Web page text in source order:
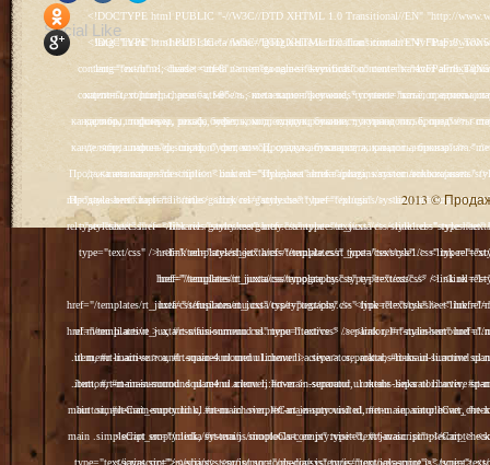
<!DOCTYPE html PUBLIC "-//W3C//DTD XHTML 1.0 Transitional//EN" "http://www.w3.org/TR/xhtml1/DTD/xhtml1-transitional.dtd"> <html xmlns="http://www.w3.org/1999/xhtml" xml:lang="ru-ru" lang="ru-ru" > <head> <meta name="google-site-verification" content="4vFPaFr8_T0N5uYcY4vh3M1DtIkbIJH6yDV7_NDqfJc" /> <base href="http://antik.1kzn.ru/" /> <meta http-equiv="content-type" content="text/html; charset=utf-8" /> <meta name="keywords" content="каталог антиквариат, часы продажа, старинные часы, напольные часы, настенные часы, каминные часы, мебель, старинные люстры, картины, торшеры, резьба, мебель, коллекционирование, чугунное литьё, предметы старины, реставрация, интерьер, модерн, классицизм, кресло, диван, мозаика, гарнитур, дуб, зеркало, светильник, канделябр, шифоньер, шкаф, буфет, комод, сундук, букинист, жирандоль, бронза" /> <meta name="rights" content="Продажа антиквариата http://antik.1kzn.ru" /> <meta name="author" content="Super User" /> <meta name="description" content="Продажа антиквариата, каталог антиквариата." /> <meta name="generator" content="Joomla! - Open Source Content Management" /> <title>Каталог антиквариата - Продажа антиквариата </title> <link rel="stylesheet" href="/plugins/system/rokbox/assets/styles/rokbox.css" type="text/css" /> <link rel="stylesheet" href="/libraries/gantry/css/grid-12.css" type="text/css" /> <link rel="stylesheet" href="/libraries/gantry/css/gantry.css" type="text/css" /> <link rel="stylesheet" href="/libraries/gantry/css/joomla.css" type="text/css" /> <link rel="stylesheet" href="/templates/rt_juxta/css/joomla.css" type="text/css" /> <link rel="stylesheet" href="/templates/rt_juxta/css/style1.css" type="text/css" /> <link rel="stylesheet" href="/templates/rt_juxta/css/demo-styles.css" type="text/css" /> <link rel="stylesheet" href="/templates/rt_juxta/css/template.css" type="text/css" /> <link rel="stylesheet" href="/templates/rt_juxta/css/template-firefox.css" type="text/css" /> <link rel="stylesheet" href="/templates/rt_juxta/css/typography.css" type="text/css" /> <link rel="stylesheet" href="/templates/rt_juxta/css/backgrounds.css" type="text/css" /> <link rel="stylesheet" href="/templates/rt_juxta/css/fusionmenu.css" type="text/css" /> <link rel="stylesheet" href="/modules/mod_roknewspager/themes/light/roknewspager.css" type="text/css" /> <style type="text/css"> #rt-main-surround ul.menu li.active > a, #rt-main-surround ul.menu li.active > .separator, #rt-main-surround ul.menu li.active > .item, #rt-main-surround .square4 ul.menu li:hover > a, #rt-main-surround .square4 ul.menu li:hover > .item, #rt-main-surround .square4 ul.menu li:hover > .separator, .roktabs-links ul li.active span, .menutop li:hover > .item, .menutop li.f-menuparent-itemfocus .item, .menutop li.active > .item {color:#660000;} a, .button, #rt-main-surround ul.menu a:hover, #rt-main-surround ul.menu .separator:hover, #rt-main-surround ul.menu .item:hover, .title1 .module-title .title, #rt-main .item_add:link, #rt-main .item_add:visited, #rt-main .simpleCart_empty:link, #rt-main .simpleCart_empty:visited, #rt-main .simpleCart_checkout:link, #rt-main .simpleCart_checkout:visited {color:#660000;} body #rt-logo {width:400px;height:200px;} </style> <script src="/media/system/js/mootools-core.js" type="text/javascript"></script> <script src="/media/system/js/core.js" type="text/javascript"></script> <script src="/media/
<!DOCTYPE html PUBLIC "-//W3C//DTD XHTML 1.0 Transitional//EN" "http://www.w3.org/TR/xhtml1/DTD/xhtml1-transitional.dtd"> <html xmlns="http://www.w3.org/1999/xhtml" xml:lang="ru-ru" lang="ru-ru" > <head> <meta name="google-site-verification" content="4vFPaFr8_T0N5uYcY4vh3M1DtIkbIJH6yDV7_NDqfJc" /> <base href="http://antik.1kzn.ru/" /> <meta http-equiv="content-type" content="text/html; charset=utf-8" /> <meta name="keywords" content="каталог антиквариат, часы продажа, старинные часы, напольные часы, настенные часы, каминные часы, мебель, старинные люстры, картины, торшеры, резьба, мебель, коллекционирование, чугунное литьё, предметы старины, реставрация, интерьер, модерн, классицизм, кресло, диван, мозаика, гарнитур, дуб, зеркало, светильник, канделябр, шифоньер, шкаф, буфет, комод, сундук, букинист, жирандоль, бронза" /> <meta name="rights" content="Продажа антиквариата http://antik.1kzn.ru" /> <meta name="author" content="Super User" /> <meta name="description" content="Продажа антиквариата, каталог антиквариата." /> <meta name="generator" content="Joomla! - Open Source Content Management" /> <title>Каталог антиквариата - Продажа антиквариата </title> <link rel="stylesheet" href="/plugins/system/rokbox/assets/styles/rokbox.css" type="text/css" /> <link rel="stylesheet" href="/libraries/gantry/css/grid-12.css" type="text/css" /> <link rel="stylesheet" href="/libraries/gantry/css/gantry.css" type="text/css" /> <link rel="stylesheet" href="/libraries/gantry/css/joomla.css" type="text/css" /> <link rel="stylesheet" href="/templates/rt_juxta/css/joomla.css" type="text/css" /> <link rel="stylesheet" href="/templates/rt_juxta/css/style1.css" type="text/css" /> <link rel="stylesheet" href="/templates/rt_juxta/css/demo-styles.css" type="text/css" /> <link rel="stylesheet" href="/templates/rt_juxta/css/template.css" type="text/css" /> <link rel="stylesheet" href="/templates/rt_juxta/css/template-firefox.css" type="text/css" /> <link rel="stylesheet" href="/templates/rt_juxta/css/typography.css" type="text/css" /> <link rel="stylesheet" href="/templates/rt_juxta/css/backgrounds.css" type="text/css" /> <link rel="stylesheet" href="/templates/rt_juxta/css/fusionmenu.css" type="text/css" /> <link rel="stylesheet" href="/modules/mod_roknewspager/themes/light/roknewspager.css" type="text/css" /> <style type="text/css"> #rt-main-surround ul.menu li.active > a, #rt-main-surround ul.menu li.active > .separator, #rt-main-surround ul.menu li.active > .item, #rt-main-surround .square4 ul.menu li:hover > a, #rt-main-surround .square4 ul.menu li:hover > .item, #rt-main-surround .square4 ul.menu li:hover > .separator, .roktabs-links ul li.active span, .menutop li:hover > .item, .menutop li.f-menuparent-itemfocus .item, .menutop li.active > .item {color:#660000;} a, .button, #rt-main-surround ul.menu a:hover, #rt-main-surround ul.menu .separator:hover, #rt-main-surround ul.menu .item:hover, .title1 .module-title .title, #rt-main .item_add:link, #rt-main .item_add:visited, #rt-main .simpleCart_empty:link, #rt-main .simpleCart_empty:visited, #rt-main .simpleCart_checkout:link, #rt-main .simpleCart_checkout:visited {color:#660000;} body #rt-logo {width:400px;height:200px;} </style> <script src="/media/system/js/mootools-core.js" type="text/javascript"></script> <script src="/media/system/js/core.js" type="text/javascript"></script> <script src="/media/
Social Like
2013 ©